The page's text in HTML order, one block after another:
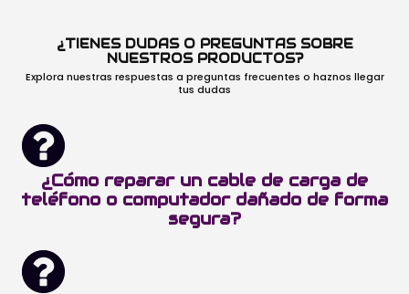
¿TIENES DUDAS O PREGUNTAS SOBRE
NUESTROS PRODUCTOS?
Explora nuestras respuestas a preguntas frecuentes o haznos llegar
tus dudas
¿Cómo reparar un cable de carga de
teléfono o computador dañado de forma
segura?